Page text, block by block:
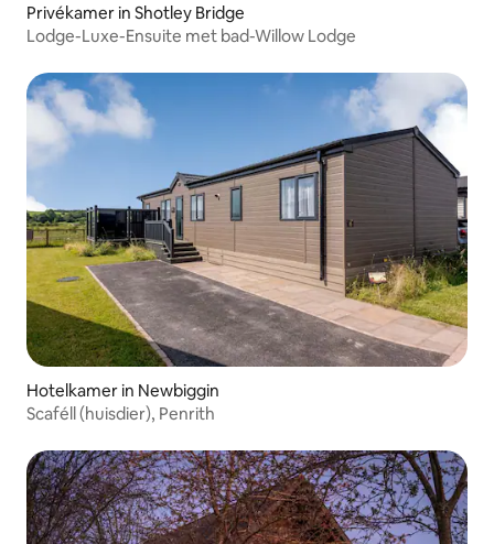
Privékamer in Shotley Bridge
Lodge-Luxe-Ensuite met bad-Willow Lodge
Hotelkamer in Newbiggin
Scaféll (huisdier), Penrith